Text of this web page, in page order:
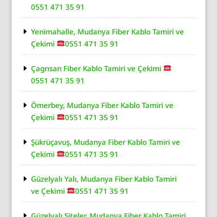
0551 471 35 91
Yenimahalle, Mudanya Fiber Kablo Tamiri ve
Çekimi
0551 471 35 91
Çagrısan Fiber Kablo Tamiri ve Çekimi
0551 471 35 91
Ömerbey, Mudanya Fiber Kablo Tamiri ve
Çekimi
0551 471 35 91
Şükrüçavuş, Mudanya Fiber Kablo Tamiri ve
Çekimi
0551 471 35 91
Güzelyalı Yalı, Mudanya Fiber Kablo Tamiri
ve Çekimi
0551 471 35 91